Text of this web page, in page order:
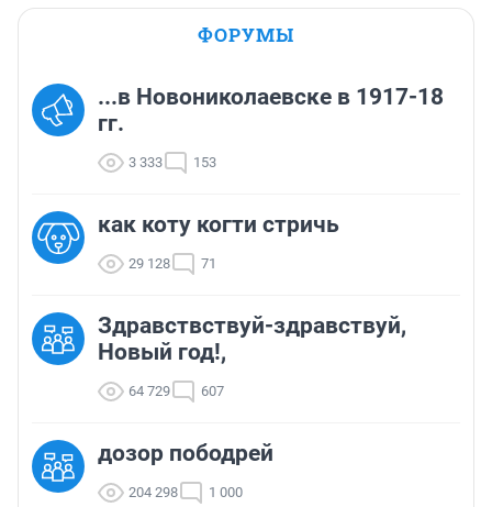
ФОРУМЫ
...в Новониколаевске в 1917-18
гг.
3 333 153
как коту когти стричь
29 128 71
Здравствствуй-здравствуй,
Новый год!,
64 729 607
дозор пободрей
204 298 1 000